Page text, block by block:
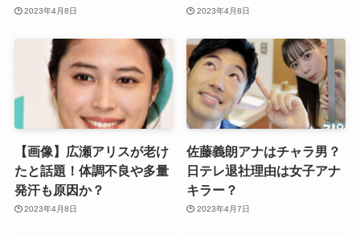
2023年4月8日 2023年4月8日
【画像】広瀬アリスが老け
たと話題！体調不良や多量
発汗も原因か？
2023年4月8日
佐藤義朗アナはチャラ男？
日テレ退社理由は女子アナ
キラー？
2023年4月7日